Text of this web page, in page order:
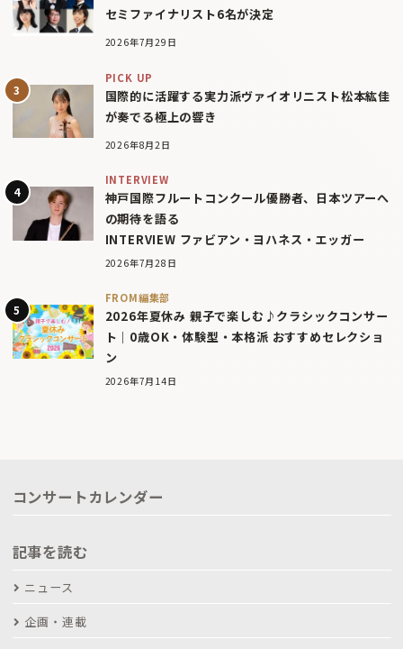
セミファイナリスト6名が決定
2026年7月29日
PICK UP
国際的に活躍する実力派ヴァイオリニスト松本紘佳
が奏でる極上の響き
2026年8月2日
INTERVIEW
神戸国際フルートコンクール優勝者、日本ツアーへ
の期待を語る
INTERVIEW ファビアン・ヨハネス・エッガー
2026年7月28日
FROM編集部
2026年夏休み 親子で楽しむ♪クラシックコンサー
ト｜0歳OK・体験型・本格派 おすすめセレクショ
ン
2026年7月14日
コンサートカレンダー
記事を読む
ニュース
企画・連載